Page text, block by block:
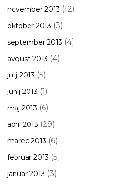
november 2013 (12)
oktober 2013 (3)
september 2013 (4)
avgust 2013 (4)
julij 2013 (5)
junij 2013 (1)
maj 2013 (6)
april 2013 (29)
marec 2013 (6)
februar 2013 (5)
januar 2013 (3)